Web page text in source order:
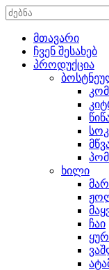
მთავარი
ჩვენ შესახებ
პროდუქცია
ხილი
ჩაი